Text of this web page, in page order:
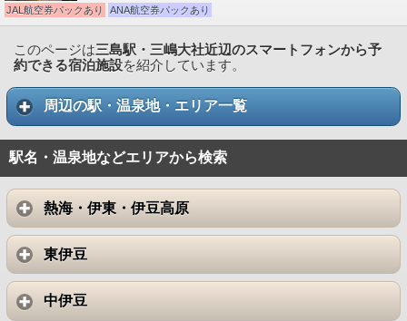
JAL航空券パックあり
ANA航空券パックあり
このページは三島駅・三嶋大社近辺のスマートフォンから予
約できる宿泊施設を紹介しています。
周辺の駅・温泉地・エリア一覧
駅名・温泉地などエリアから検索
熱海・伊東・伊豆高原
東伊豆
中伊豆